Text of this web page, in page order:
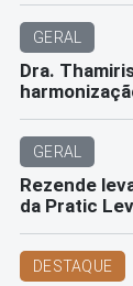
GERAL
Dra.
GERAL
Rezende
da Pratic
DESTAQUE